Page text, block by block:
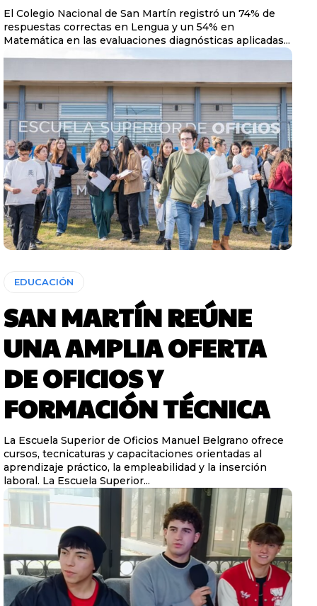
El Colegio Nacional de San Martín registró un 74% de
respuestas correctas en Lengua y un 54% en
Matemática en las evaluaciones diagnósticas aplicadas...
EDUCACIÓN
SAN MARTÍN REÚNE
UNA AMPLIA OFERTA
DE OFICIOS Y
FORMACIÓN TÉCNICA
La Escuela Superior de Oficios Manuel Belgrano ofrece
cursos, tecnicaturas y capacitaciones orientadas al
aprendizaje práctico, la empleabilidad y la inserción
laboral. La Escuela Superior...